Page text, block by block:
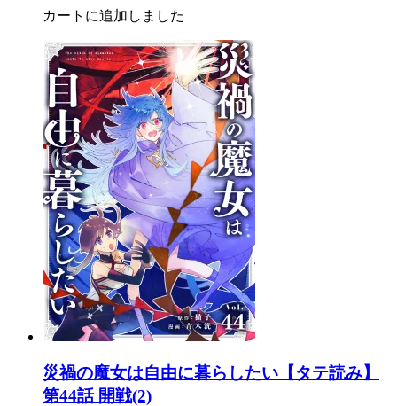
カートに追加しました
災禍の魔女は自由に暮らしたい【タテ読み】
第44話 開戦(2)